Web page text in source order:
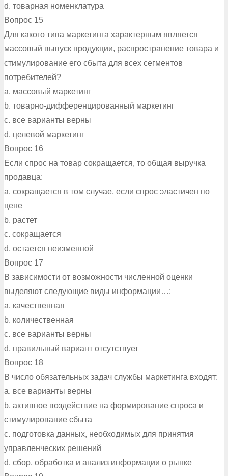
d. товарная номенклатура
Вопрос 15
Для какого типа маркетинга характерным является
массовый выпуск продукции, распространение товара и
стимулирование его сбыта для всех сегментов
потребителей?
a. массовый маркетинг
b. товарно-дифференцированный маркетинг
c. все варианты верны
d. целевой маркетинг
Вопрос 16
Если спрос на товар сокращается, то общая выручка
продавца:
a. сокращается в том случае, если спрос эластичен по
цене
b. растет
c. сокращается
d. остается неизменной
Вопрос 17
В зависимости от возможности численной оценки
выделяют следующие виды информации…:
a. качественная
b. количественная
c. все варианты верны
d. правильный вариант отсутствует
Вопрос 18
В число обязательных задач службы маркетинга входят:
a. все варианты верны
b. активное воздействие на формирование спроса и
стимулирование сбыта
c. подготовка данных, необходимых для принятия
управленческих решений
d. сбор, обработка и анализ информации о рынке